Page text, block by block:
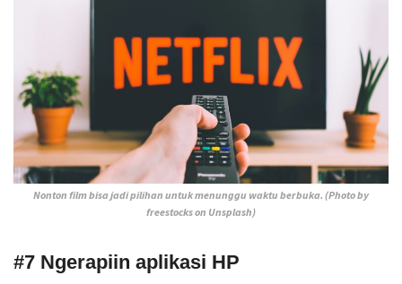
Nonton film bisa jadi pilihan untuk menunggu waktu berbuka. (Photo by
freestocks on Unsplash)
#7 Ngerapiin aplikasi HP